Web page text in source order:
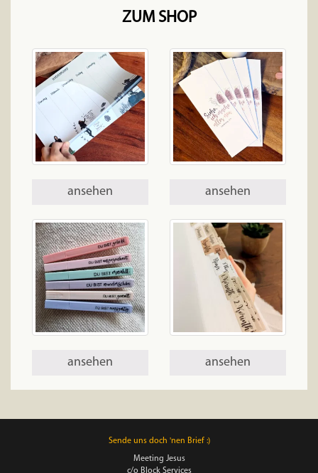
ZUM SHOP
ansehen ansehen
ansehen ansehen
Sende uns doch 'nen Brief :)
Meeting Jesus
c/o Block Services